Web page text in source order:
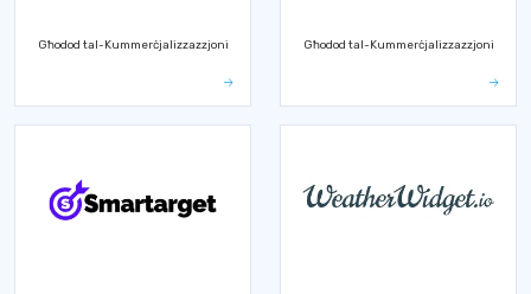
Għodod tal-Kummerċjalizzazzjoni Għodod tal-Kummerċjalizzazzjoni